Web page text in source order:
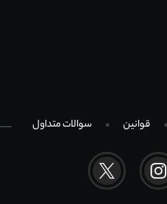
قوانین سوالات متداول